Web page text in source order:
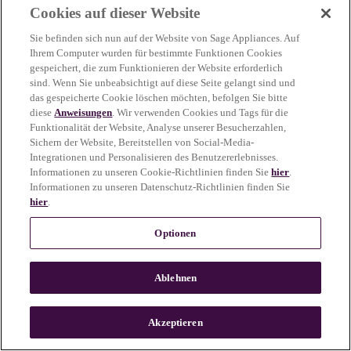
more information)
n
Cookies auf dieser Website
Sie befinden sich nun auf der Website von Sage Appliances. Auf
Ihrem Computer wurden für bestimmte Funktionen Cookies
gespeichert, die zum Funktionieren der Website erforderlich
sind. Wenn Sie unbeabsichtigt auf diese Seite gelangt sind und
das gespeicherte Cookie löschen möchten, befolgen Sie bitte
dieseAnweisungen. Wir verwenden Cookies und Tags für die
Funktionalität der Website, Analyse unserer Besucherzahlen,
Sichern der Website, Bereitstellen von Social-Media-
Integrationen und Personalisieren des Benutzererlebnisses.
Informationen zu unseren Cookie-Richtlinien finden Siehier.
Informationen zu unseren Datenschutz-Richtlinien finden Sie
hier.
Optionen
Ablehnen
Akzeptieren